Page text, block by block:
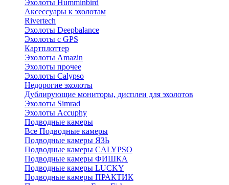
Эхолоты Humminbird
Аксессуары к эхолотам
Rivertech
Эхолоты Deepbalance
Эхолоты с GPS
Картплоттер
Эхолоты Amazin
Эхолоты прочее
Эхолоты Calypso
Недорогие эхолоты
Дублирующие мониторы, дисплеи для эхолотов
Эхолоты Simrad
Эхолоты Accuphy
Подводные камеры
Все Подводные камеры
Подводные камеры ЯЗЬ
Подводные камеры CALYPSO
Подводные камеры ФИШКА
Подводные камеры LUCKY
Подводные камеры ПРАКТИК